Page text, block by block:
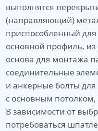
выполнятся
(направляющий)
приспособленный
основной профиль, из
основа для монтажа
соединительные
и анкерные болты
с основным
В зависимости от
потребоваться